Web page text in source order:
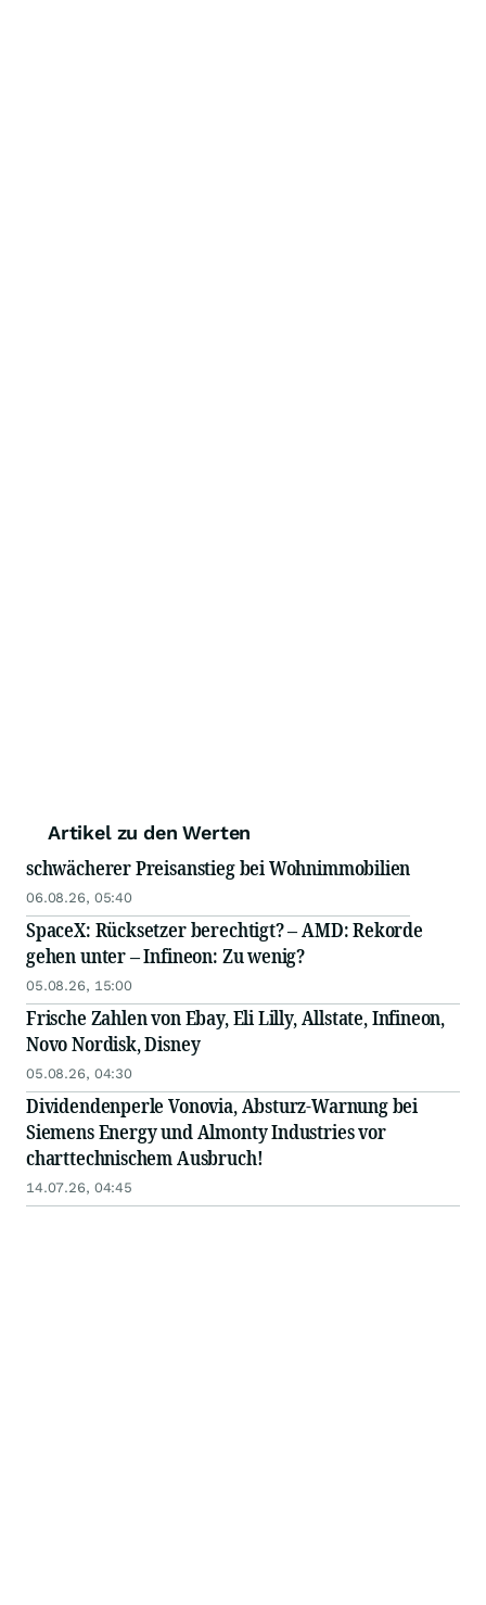
Artikel zu den Werten
schwächerer Preisanstieg bei Wohnimmobilien
06.08.26, 05:40
SpaceX: Rücksetzer berechtigt? – AMD: Rekorde
gehen unter – Infineon: Zu wenig?
05.08.26, 15:00
Frische Zahlen von Ebay, Eli Lilly, Allstate, Infineon,
Novo Nordisk, Disney
05.08.26, 04:30
Dividendenperle Vonovia, Absturz-Warnung bei
Siemens Energy und Almonty Industries vor
charttechnischem Ausbruch!
14.07.26, 04:45